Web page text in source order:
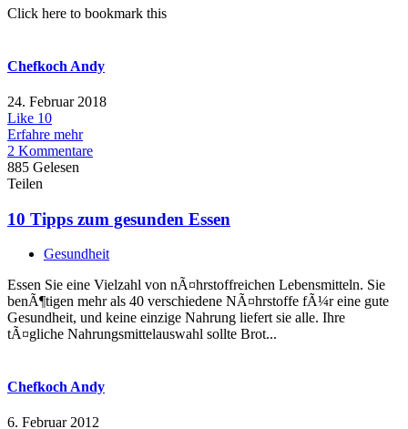
Click here to bookmark this
Chefkoch Andy
24. Februar 2018
Like 10
Erfahre mehr
2 Kommentare
885 Gelesen
Teilen
10 Tipps zum gesunden Essen
Gesundheit
Essen Sie eine Vielzahl von nÃ¤hrstoffreichen Lebensmitteln. Sie
benÃ¶tigen mehr als 40 verschiedene NÃ¤hrstoffe fÃ¼r eine gute
Gesundheit, und keine einzige Nahrung liefert sie alle. Ihre
tÃ¤gliche Nahrungsmittelauswahl sollte Brot...
Chefkoch Andy
6. Februar 2012